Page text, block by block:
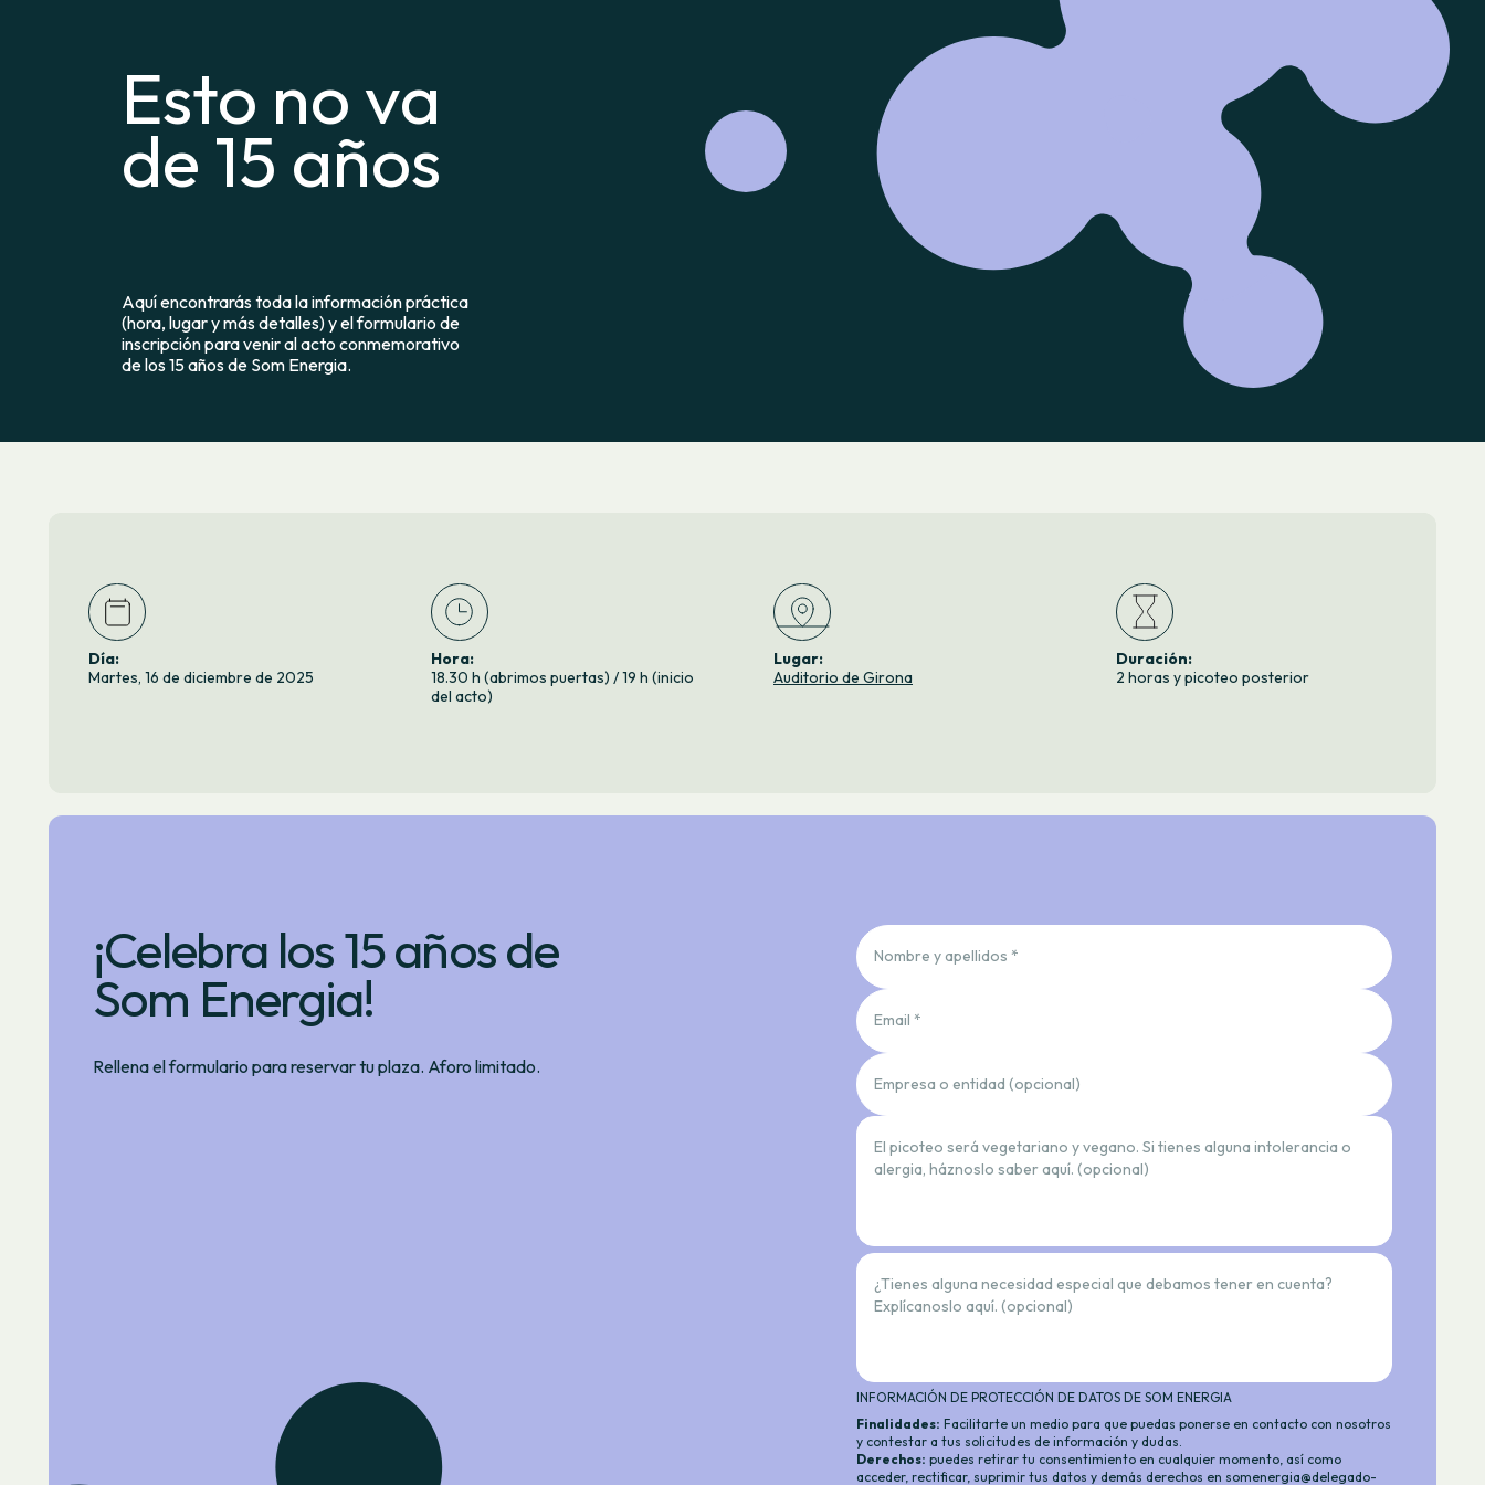
Esto no va
de 15 años
Aquí encontrarás toda la información práctica
(hora, lugar y más detalles) y el formulario de
inscripción para venir al acto conmemorativo
de los 15 años de Som Energia.
Día:
Martes, 16 de diciembre de 2025
Hora:
18.30 h (abrimos puertas) / 19 h (inicio
del acto)
Lugar:
Auditorio de Girona
Duración:
2 horas y picoteo posterior
¡Celebra los 15 años de
Som Energia!
Rellena el formulario para reservar tu plaza. Aforo limitado.
Nombre y apellidos *
Email *
Empresa o entidad (opcional)
El picoteo será vegetariano y vegano. Si tienes alguna intolerancia o
alergia, háznoslo saber aquí. (opcional)
¿Tienes alguna necesidad especial que debamos tener en cuenta?
Explícanoslo aquí. (opcional)
INFORMACIÓN DE PROTECCIÓN DE DATOS DE SOM ENERGIA
Finalidades: Facilitarte un medio para que puedas ponerse en contacto con nosotros
y contestar a tus solicitudes de información y dudas.
Derechos: puedes retirar tu consentimiento en cualquier momento, así como
acceder, rectificar, suprimir tus datos y demás derechos en somenergia@delegado-